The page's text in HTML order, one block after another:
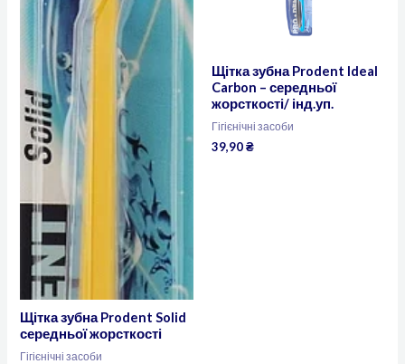
Щітка зубна Prodent Solid
середньої жорсткості
Гігієнічні засоби
Щітка зубна Prodent Ideal
Carbon – середньої
жорсткості/ інд.уп.
Гігієнічні засоби
39,90₴